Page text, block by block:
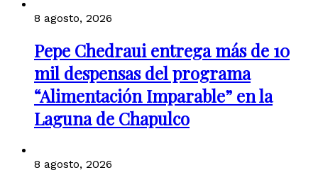
8 agosto, 2026
Pepe Chedraui entrega más de 10
mil despensas del programa
“Alimentación Imparable” en la
Laguna de Chapulco
8 agosto, 2026